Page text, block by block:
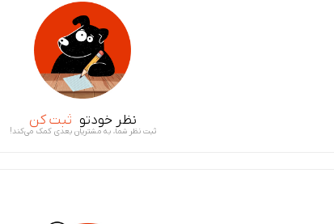
نظر خودتو ثبت کن
ثبت نظر شما، به مشتریان بعدی کمک می‌کند!